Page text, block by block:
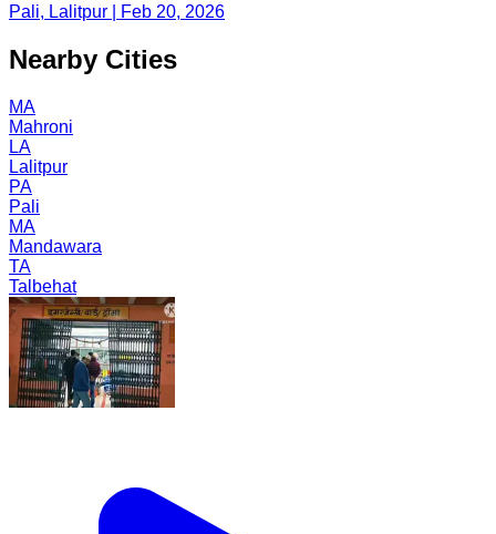
Pali, Lalitpur | Feb 20, 2026
Nearby Cities
MA
Mahroni
LA
Lalitpur
PA
Pali
MA
Mandawara
TA
Talbehat